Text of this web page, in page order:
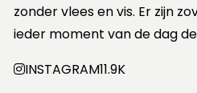
zonder vlees en vis. Er zijn
ieder moment van de dag
INSTAGRAM11.9K